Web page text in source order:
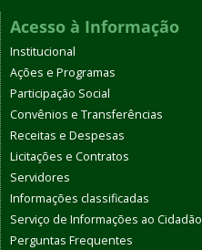
Acesso à Informação
Institucional
Ações e Programas
Participação Social
Convênios e Transferências
Receitas e Despesas
Licitações e Contratos
Servidores
Informações classificadas
Serviço de Informações ao Cidadão
Perguntas Frequentes